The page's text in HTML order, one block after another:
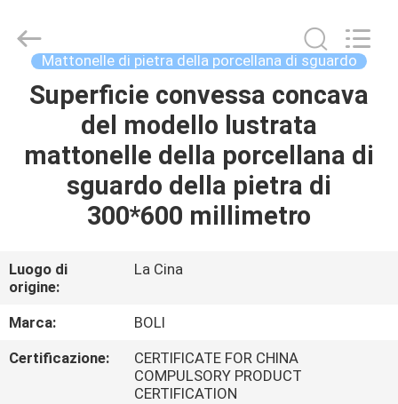
CASA.
PRODOTTI
DI
NOI
VISITA
CERAMICS
CO.,LTD..
Reserved.
Mattonelle di pietra della porcellana di sguardo
Superficie convessa concava
del modello lustrata
mattonelle della porcellana di
sguardo della pietra di
300*600 millimetro
Luogo di
origine:
La Cina
Marca:
BOLI
Certificazione:
CERTIFICATE FOR CHINA
COMPULSORY PRODUCT
CERTIFICATION